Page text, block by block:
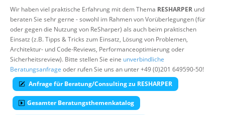
Wissen
Über uns
Suche
Wir haben viel praktische Erfahrung mit dem Thema RESHARPER und
beraten Sie sehr gerne - sowohl im Rahmen von Vorüberlegungen (für
oder gegen die Nutzung von ReSharper) als auch beim praktischen
Einsatz (z.B. Tipps & Tricks zum Einsatz, Lösung von Problemen,
Architektur- und Code-Reviews, Performanceoptimierung oder
Sicherheitsreview). Bitte stellen Sie eine unverbindliche
Beratungsanfrage oder rufen Sie uns an unter +49 (0)201 649590-50!
Anfrage für Beratung/Consulting zu RESHARPER
Gesamter Beratungsthemenkatalog